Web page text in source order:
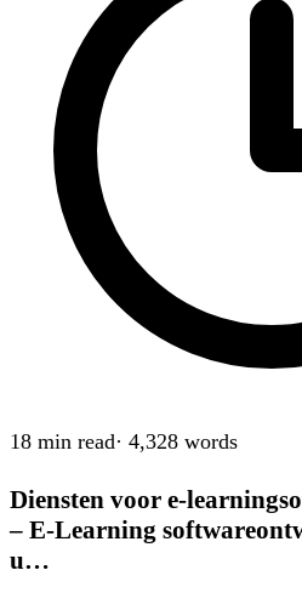
18 min read· 4,328 words
Diensten voor e-
– E-Learning
u…